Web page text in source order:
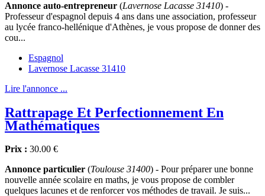
Annonce auto-entrepreneur (Lavernose Lacasse 31410) -
Professeur d'espagnol depuis 4 ans dans une association, professeur
au lycée franco-hellénique d'Athènes, je vous propose de donner des
cou...
Espagnol
Lavernose Lacasse 31410
Lire l'annonce ...
Rattrapage Et Perfectionnement En
Mathématiques
Prix : 30.00 €
Annonce particulier (Toulouse 31400) - Pour préparer une bonne
nouvelle année scolaire en maths, je vous propose de combler
quelques lacunes et de renforcer vos méthodes de travail. Je suis...